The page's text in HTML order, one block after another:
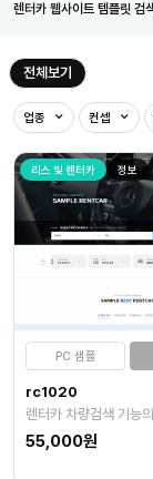
렌터카 웹사이트 템플릿 검
전체보기
업종 컨셉
정보
리스 및 렌터카
PC 샘플
rc1020
55,000원